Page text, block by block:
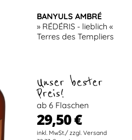
BANYULS AMBRÉ
» RÉDÉRIS - lieblich «
Terres des Templiers
Unser bester
Preis!
ab 6 Flaschen
29,50 €